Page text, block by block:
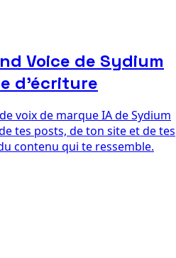
Voice de Sydium
d'écriture
voix de marque IA de Sydium
tes posts, de ton site et de tes
contenu qui te ressemble.